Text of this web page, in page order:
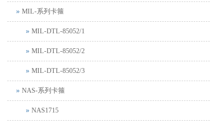
MIL-系列卡箍
MIL-DTL-85052/1
MIL-DTL-85052/2
MIL-DTL-85052/3
NAS-系列卡箍
NAS1715